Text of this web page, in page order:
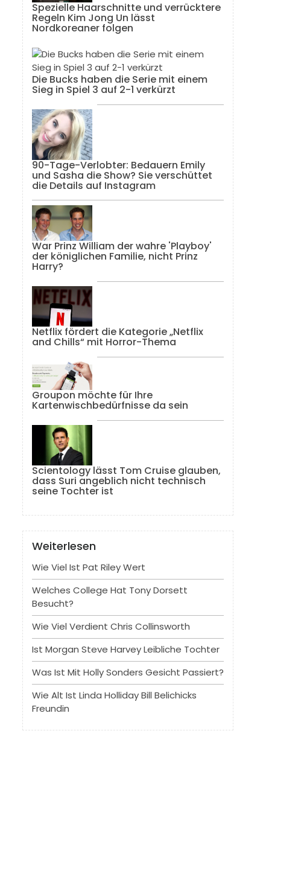
Spezielle Haarschnitte und verrücktere
Regeln Kim Jong Un lässt
Nordkoreaner folgen
Die Bucks haben die Serie mit einem
Sieg in Spiel 3 auf 2-1 verkürzt
90-Tage-Verlobter: Bedauern Emily
und Sasha die Show? Sie verschüttet
die Details auf Instagram
War Prinz William der wahre 'Playboy'
der königlichen Familie, nicht Prinz
Harry?
Netflix fördert die Kategorie „Netflix
and Chills“ mit Horror-Thema
Groupon möchte für Ihre
Kartenwischbedürfnisse da sein
Scientology lässt Tom Cruise glauben,
dass Suri angeblich nicht technisch
seine Tochter ist
Weiterlesen
Wie Viel Ist Pat Riley Wert
Welches College Hat Tony Dorsett
Besucht?
Wie Viel Verdient Chris Collinsworth
Ist Morgan Steve Harvey Leibliche Tochter
Was Ist Mit Holly Sonders Gesicht Passiert?
Wie Alt Ist Linda Holliday Bill Belichicks
Freundin